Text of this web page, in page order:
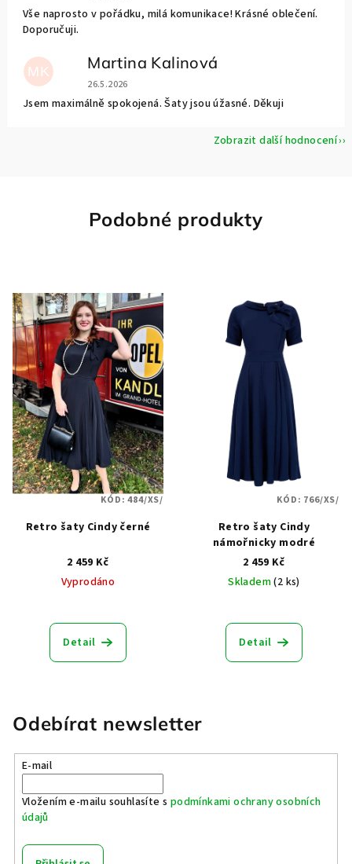
Vše naprosto v pořádku, milá komunikace! Krásné oblečení.
Doporučuji.
MK Martina Kalinová
Hodnocení obchodu je 5 z 5 hvězdiček.
26.5.2026
Jsem maximálně spokojená. Šaty jsou úžasné. Děkuji
Zobrazit další hodnocení
Podobné produkty
Retro šaty Cindy černé
2 459 Kč
Vyprodáno
hodnocení
produktu
hvězdiček.
Detail
KÓD:484/XS/
Retro šaty Cindy
námořnicky modré
2 459 Kč
Skladem(2 ks)
Detail
KÓD: 766/XS/
Odebírat newsletter
E-mail
Vložením e-mailu souhlasíte s podmínkami ochrany osobních
údajů